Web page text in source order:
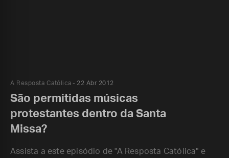
A Resposta Católica 22 Abr 2012
São permitidas músicas
protestantes dentro da Santa
Missa?
Assista a este episódio de "A Resposta Católica" e